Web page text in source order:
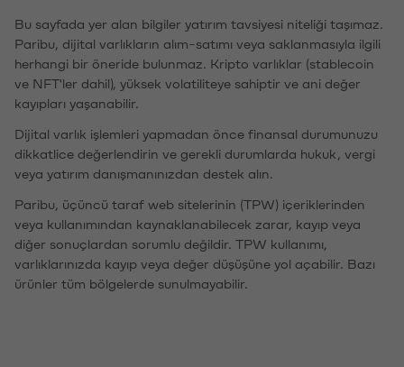
Bu sayfada yer alan bilgiler yatırım tavsiyesi niteliği taşımaz.
Paribu, dijital varlıkların alım-satımı veya saklanmasıyla ilgili
herhangi bir öneride bulunmaz. Kripto varlıklar (stablecoin
ve NFT'ler dahil), yüksek volatiliteye sahiptir ve ani değer
kayıpları yaşanabilir.
Dijital varlık işlemleri yapmadan önce finansal durumunuzu
dikkatlice değerlendirin ve gerekli durumlarda hukuk, vergi
veya yatırım danışmanınızdan destek alın.
Paribu, üçüncü taraf web sitelerinin (TPW) içeriklerinden
veya kullanımından kaynaklanabilecek zarar, kayıp veya
diğer sonuçlardan sorumlu değildir. TPW kullanımı,
varlıklarınızda kayıp veya değer düşüşüne yol açabilir. Bazı
ürünler tüm bölgelerde sunulmayabilir.